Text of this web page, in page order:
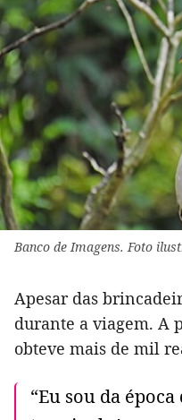
Banco de Imagens. Foto
Apesar das
durante a viagem. A
obteve mais de mil
“Eu sou da